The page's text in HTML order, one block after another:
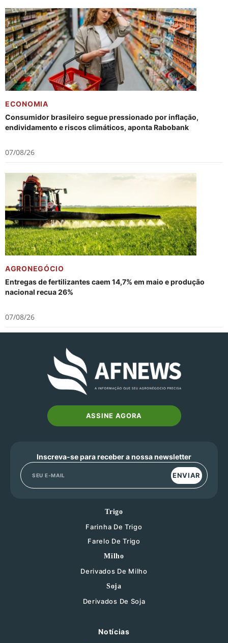
ECONOMIA
Consumidor brasileiro segue pressionado por inflação,
endividamento e riscos climáticos, aponta Rabobank
07/08/26
AGRONEGÓCIO
Entregas de fertilizantes caem 14,7% em maio e produção
nacional recua 26%
07/08/26
ASSINE AGORA
Inscreva-se para receber a nossa newsletter
ENVIAR
Trigo
Farinha De Trigo
Farelo De Trigo
Milho
Derivados De Milho
Soja
Derivados De Soja
Notícias